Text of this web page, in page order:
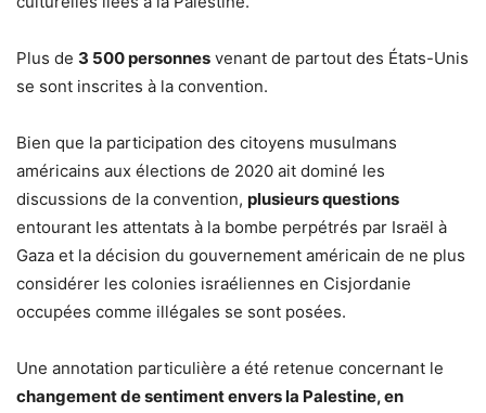
Plus de 3 500 personnes venant de partout des États-Unis
se sont inscrites à la convention.
Bien que la participation des citoyens musulmans
américains aux élections de 2020 ait dominé les
discussions de la convention, plusieurs questions
entourant les attentats à la bombe perpétrés par Israël à
Gaza et la décision du gouvernement américain de ne plus
considérer les colonies israéliennes en Cisjordanie
occupées comme illégales se sont posées.
Une annotation particulière a été retenue concernant le
changement de sentiment envers la Palestine, en